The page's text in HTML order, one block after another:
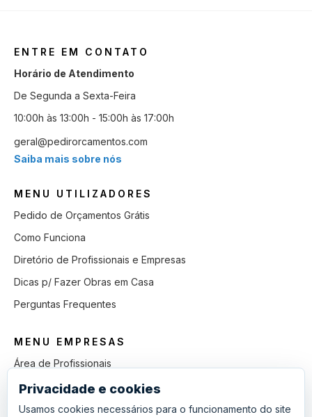
ENTRE EM CONTATO
Horário de Atendimento
De Segunda a Sexta-Feira
10:00h às 13:00h - 15:00h às 17:00h
geral@pedirorcamentos.com
Saiba mais sobre nós
MENU UTILIZADORES
Pedido de Orçamentos Grátis
Como Funciona
Diretório de Profissionais e Empresas
Dicas p/ Fazer Obras em Casa
Perguntas Frequentes
MENU EMPRESAS
Área de Profissionais
Como Funciona
Lista de Pedidos em Aberto
Privacidade e cookies
Usamos cookies necessários para o funcionamento do site